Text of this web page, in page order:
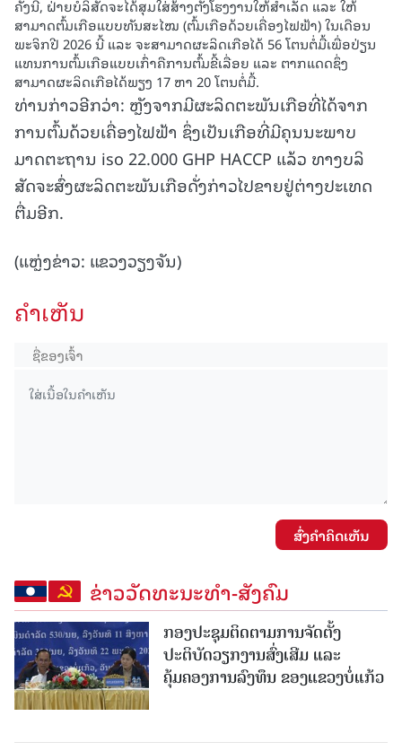
ຄັ້ງນີ້, ຝ່າຍບໍລິສັດຈະໄດ້ສຸມໃສ່ສ້າງຕັ້ງໂຮງງານໃຫ້ສຳເລັດ ແລະ ໃຫ້
ສາມາດຕົ້ມເກືອແບບທັນສະໄໝ (ຕົ້ມເກືອດ້ວຍເຄື່ອງໄຟຟ້າ) ໃນເດືອນ
ພະຈິກປີ 2026 ນີ້ ແລະ ຈະສາມາດຜະລິດເກືອໄດ້ 56 ໂຕນຕໍ່ມື້ເພື່ອປ່ຽນ
ແທນການຕົ້ມເກືອແບບເກົ່າຄືການຕົ້ມຂີ້ເລື່ອຍ ແລະ ຕາກແດດຊຶ່ງ
ສາມາດຜະລິດເກືອໄດ້ພຽງ 17 ຫາ 20 ໂຕນຕໍ່ມື້.
ທ່ານກ່າວອີກວ່າ: ຫຼັງຈາກມີຜະລິດຕະພັນເກືອທີ່ໄດ້ຈາກ
ການຕົ້ມດ້ວຍເຄື່ອງໄຟຟ້າ ຊຶ່ງເປັນເກືອທີ່ມີຄຸນນະພາບ
ມາດຕະຖານ iso 22.000 GHP HACCP ແລ້ວ ທາງບລິ
ສັດຈະສົ່ງຜະລິດຕະພັນເກືອດັ່ງກ່າວໄປຂາຍຢູ່ຕ່າງປະເທດ
ຕື່ມອີກ.
(ແຫຼ່ງຂ່າວ: ແຂວງວຽງຈັນ)
ຄໍາເຫັນ
ສົ່ງຄໍາຄິດເຫັນ
ຂ່າວວັດທະນະທຳ-ສັງຄົມ
ກອງປະຊຸມຕິດຕາມການຈັດຕັ້ງ
ປະຕິບັດວຽກງານສົ່ງເສີມ ແລະ
ຄຸ້ມຄອງການລົງທຶນ ຂອງແຂວງບໍ່ແກ້ວ